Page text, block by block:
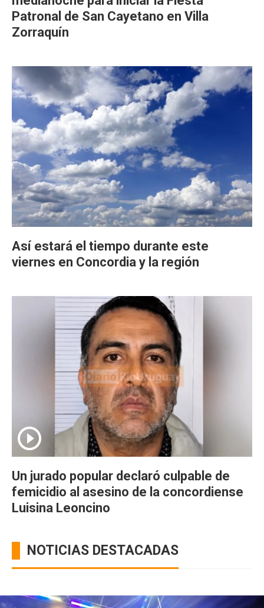
Patronal de San Cayetano en Villa
Zorraquín
Así estará el tiempo durante este
viernes en Concordia y la región
Un jurado popular declaró culpable de
femicidio al asesino de la concordiense
Luisina Leoncino
NOTICIAS DESTACADAS